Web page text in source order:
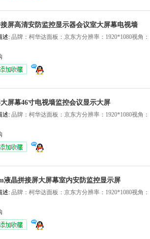
屏高清安防监控显示器会议室大屏幕电视墙
述: 品牌：柯华达面板：京东方分辨率：1920*1080视角：
屏幕46寸电视墙监控会议显示大屏
述: 品牌：柯华达面板：京东方分辨率：1920*1080视角：
液晶拼接屏大屏幕室内安防监控显示屏
述: 品牌：柯华达面板：京东方分辨率：1920*1080视角：